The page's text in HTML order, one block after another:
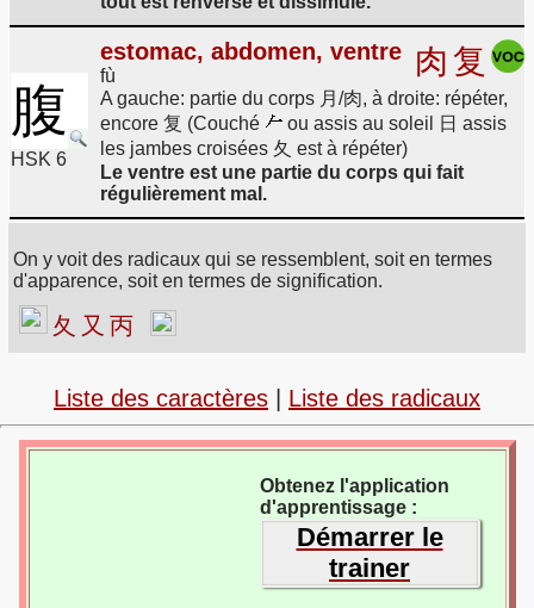
腹
HSK 6
estomac, abdomen, ventre
fù 肉复
A gauche: partie du corps 月/肉, à droite: répéter,
encore 复 (Couché
ou assis au soleil 日 assis
les jambes croisées 夂 est à répéter)
Le ventre est une partie du corps qui fait
régulièrement mal.
On y voit des radicaux qui se ressemblent, soit en termes
d'apparence, soit en termes de signification.
夂 又 丙
Liste des caractères Liste des radicaux
Obtenez l'application
d'apprentissage :
Démarrer le
trainer